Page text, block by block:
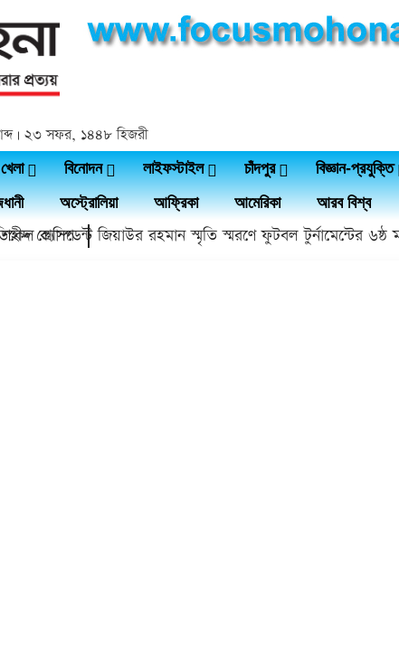
| ২৩ সফর, ১৪৪৮ হিজরী
খেলা বিনোদন লাইফস্টাইল চাঁদপুর বিজ্ঞান-প্রযুক্তি
অস্ট্রোলিয়া আফ্রিকা আমেরিকা আরব বিশ্ব
প্রেসিডেন্ট জিয়াউর রহমান স্মৃতি স্মরণে ফুটবল টুর্নামেন্টের ৬ষ্ঠ ম্যাচ
ক্যাম্প